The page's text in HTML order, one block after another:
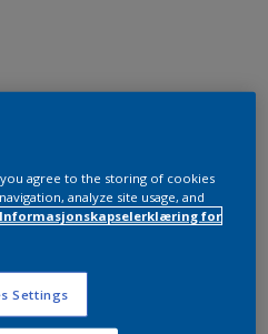
you agree to the storing of cookies
analyze site usage, and
Informasjonskapselerklæring for
Settings